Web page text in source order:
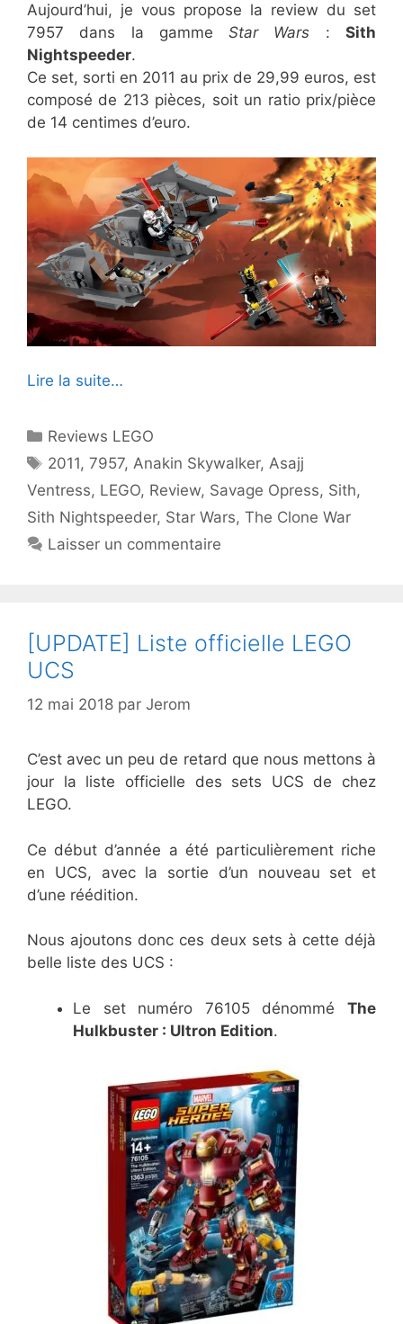
Aujourd’hui, je vous propose la review du set
7957 dans la gammeStar Wars :Sith
Nightspeeder.
Ce set, sorti en 2011 au prix de 29,99 euros, est
composé de 213 pièces, soit un ratio prix/pièce
de 14 centimes d’euro.
Lire la suite…
Catégories
Reviews LEGO
Étiquettes
2011,7957, Anakin Skywalker, Asajj
Ventress, LEGO, Review, Savage Opress, Sith,
Sith Nightspeeder, Star Wars, The Clone War
Laisser un commentaire
[UPDATE] Liste officielle LEGO
UCS
12 mai 2018 par Jerom
C’est avec un peu de retard que nous mettons à
jour la liste officielle des sets UCS de chez
LEGO.
Ce début d’année a été particulièrement riche
en UCS, avec la sortie d’un nouveau set et
d’une réédition.
Nous ajoutons donc ces deux sets à cette déjà
belle liste des UCS :
Le set numéro 76105 dénommé The
Hulkbuster : Ultron Edition.